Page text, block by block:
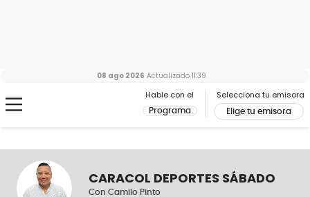
Hable con el
Programa
Selecciona tu emisora
Elige tu emisora
08 ago 2026 Actualizado 11:39
CARACOL DEPORTES SÁBADO
Con Camilo Pinto